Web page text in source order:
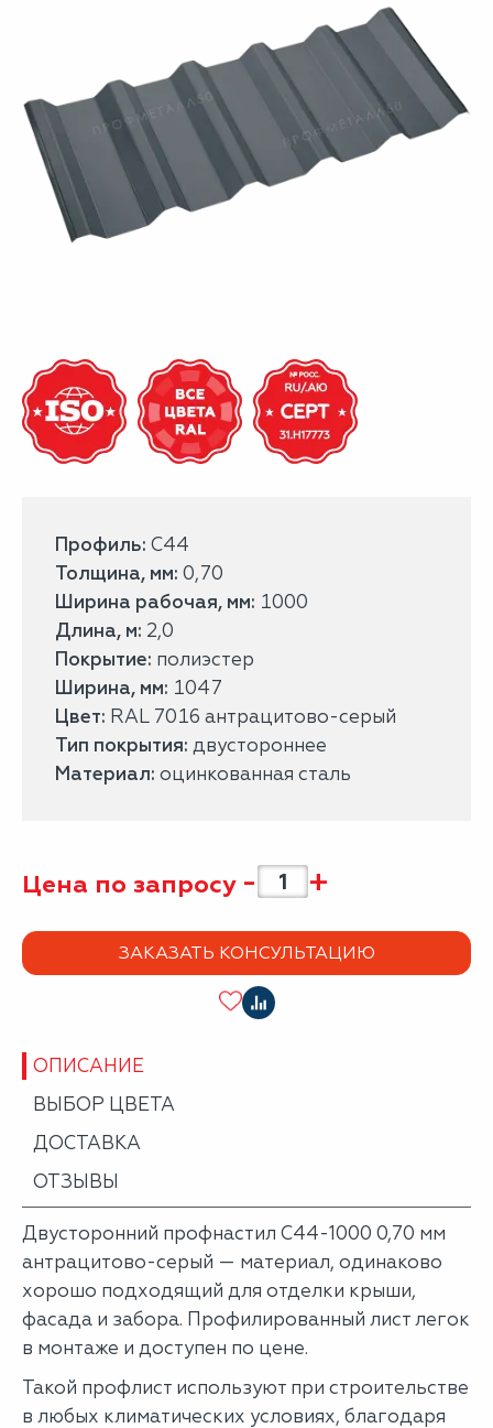
Профиль: С44
Толщина, мм: 0,70
Ширина рабочая, мм: 1000
Длина, м: 2,0
Покрытие: полиэстер
Ширина, мм: 1047
Цвет: RAL 7016 антрацитово-серый
Тип покрытия: двустороннее
Материал: оцинкованная сталь
Цена по запросу - +
ЗАКАЗАТЬ КОНСУЛЬТАЦИЮ
ОПИСАНИЕ
ВЫБОР ЦВЕТА
ДОСТАВКА
ОТЗЫВЫ
Двусторонний профнастил С44-1000 0,70 мм
антрацитово-серый — материал, одинаково
хорошо подходящий для отделки крыши,
фасада и забора. Профилированный лист легок
в монтаже и доступен по цене.
Такой профлист используют при строительстве
в любых климатических условиях, благодаря